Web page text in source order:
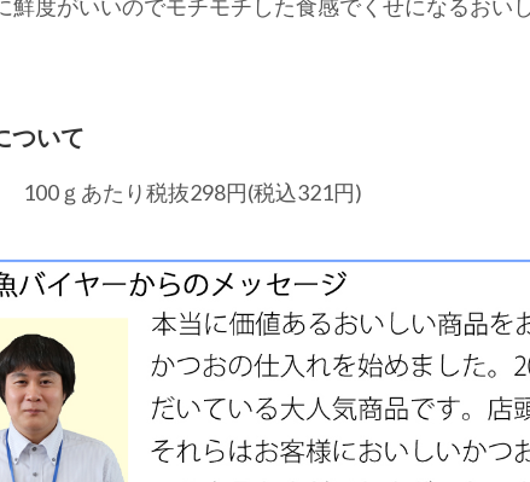
鮮度がいいのでモチモチした食感でくせになるおいし
ついて
100ｇあたり税抜298円(税込321円)